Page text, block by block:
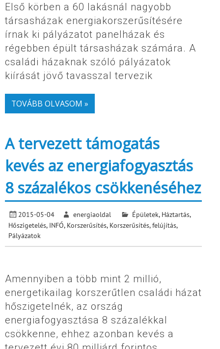
Első körben a 60 lakásnál nagyobb
társasházak energiakorszerűsítésére
írnak ki pályázatot panelházak és
régebben épült társasházak számára. A
családi házaknak szóló pályázatok
kiírását jövő tavasszal tervezik
TOVÁBB OLVASOM »
A tervezett támogatás
kevés az energiafogyasztás
8 százalékos csökkenéséhez
2015-05-04 energiaoldal Épületek, Háztartás,
Hőszigetelés, INFÓ, Korszerűsítés, Korszerűsítés, felújítás,
Pályázatok
Amennyiben a több mint 2 millió,
energetikailag korszerűtlen családi házat
hőszigetelnék, az ország
energiafogyasztása 8 százalékkal
csökkenne, ehhez azonban kevés a